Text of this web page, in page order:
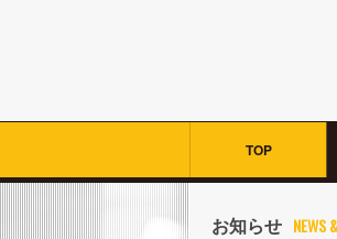
TOP
お知らせ NEWS